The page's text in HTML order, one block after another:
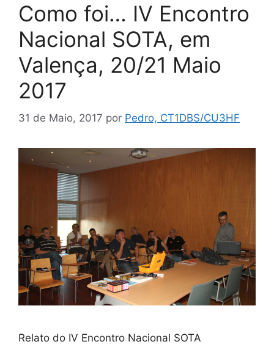
Como foi… IV Encontro
Nacional SOTA, em
Valença, 20/21 Maio
2017
31 de Maio, 2017 por Pedro, CT1DBS/CU3HF
Relato do IV Encontro Nacional SOTA